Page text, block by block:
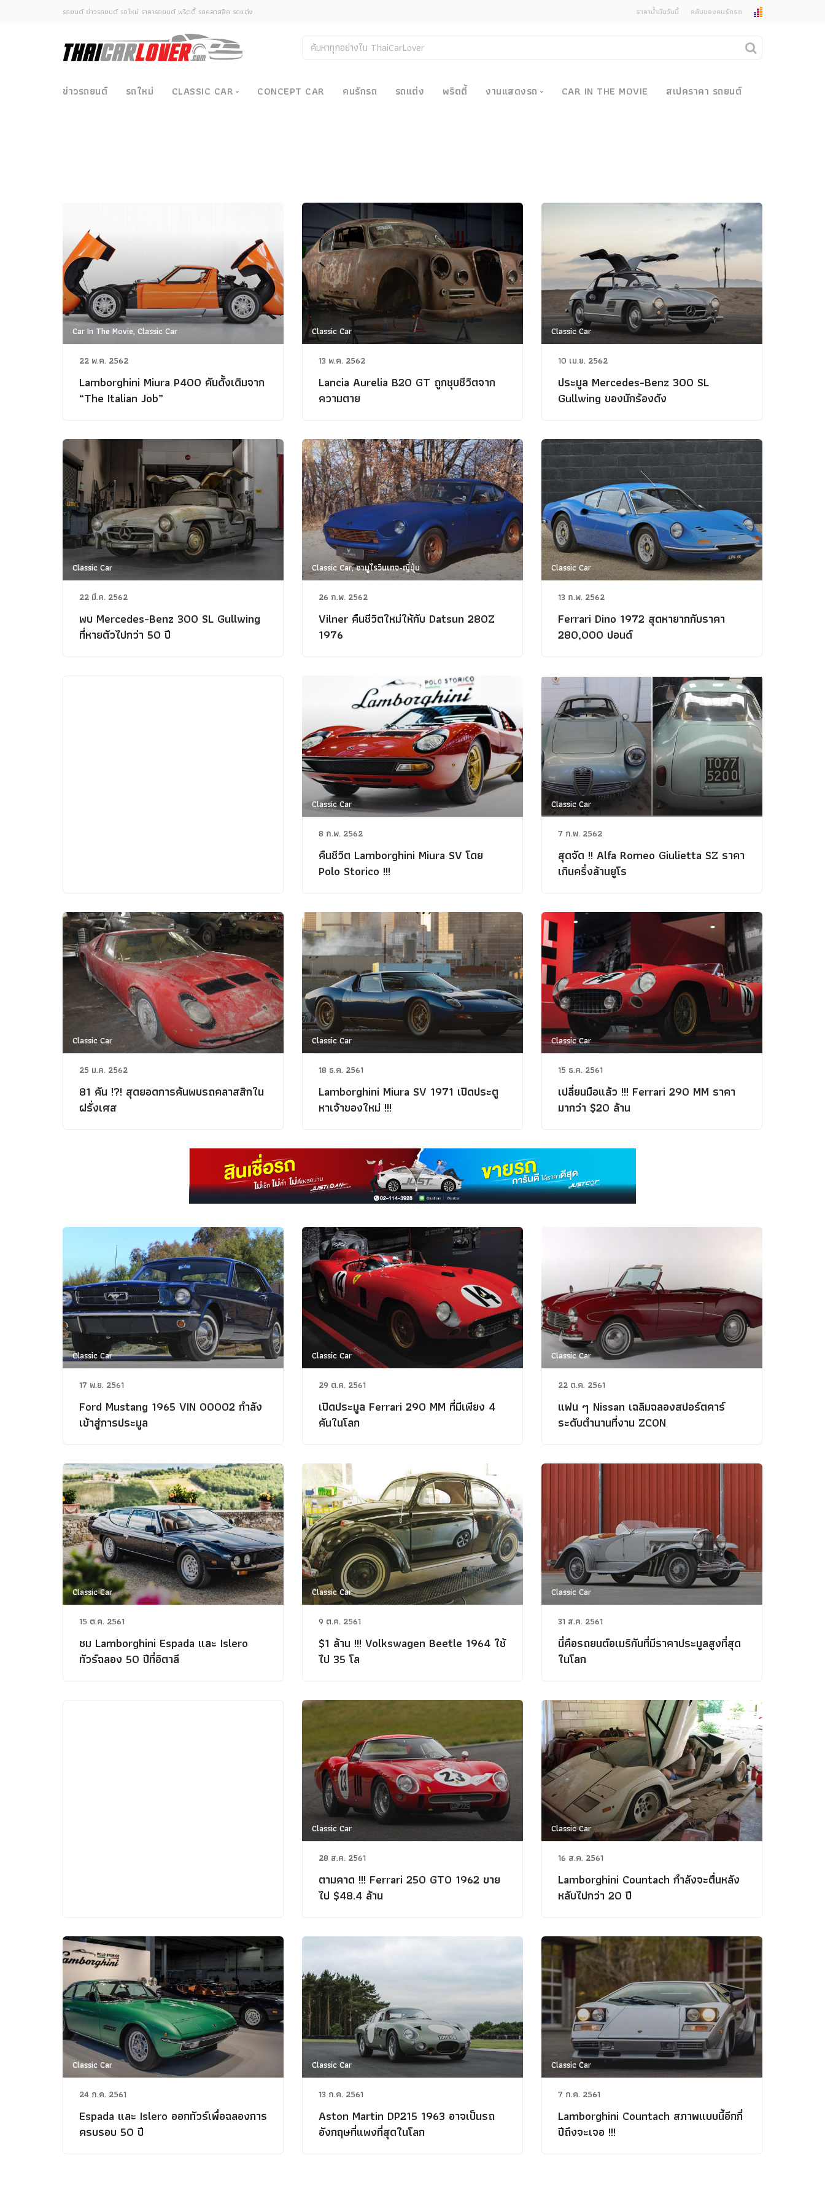
คุณต้องการยกเลิกการแจ้งเตือนข่าวสารเมื่อมีการ
รถยนต์ ข่าวรถยนต์ รถใหม่ ราคารถยนต์ พริตตี้ รถคลาสสิค รถแต่ง ราคาน้ำมันวันนี้ คลับของคนรักรถ
ข่าวรถยนต์
ข่าวรถยนต์ รถใหม่ CLASSIC CAR CONCEPT CAR คนรักรถ รถแต่ง พริตตี้ งานแสดงรถ
Supercar & Import Car Show
CAR IN THE MOVIE สเปคราคา รถยนต์
Car In The Movie, Classic Car
22 พ.ค. 2562
Lamborghini Miura P400 คันดั้งเดิมจาก
“The Italian Job”
Classic Car
13 พ.ค. 2562
Lancia Aurelia B20 GT ถูกชุบชีวิตจาก
ความตาย
Classic Car
10 เม.ย. 2562
ประมูล Mercedes-Benz 300 SL
Gullwing ของนักร้องดัง
Classic Car
22 มี.ค. 2562
พบ Mercedes-Benz 300 SL Gullwing
ที่หายตัวไปกว่า 50 ปี
Classic Car, ซามูไรวินเทจ-ญี่ปุ่น
26 ก.พ. 2562
Vilner คืนชีวิตใหม่ให้กับ Datsun 280Z
1976
Classic Car
13 ก.พ. 2562
Ferrari Dino 1972 สุดหายากกับราคา
280,000 ปอนด์
Classic Car
8 ก.พ. 2562
คืนชีวิต Lamborghini Miura SV โดย
Polo Storico !!!
Classic Car
7 ก.พ. 2562
สุดจัด !! Alfa Romeo Giulietta SZ ราคา
เกินครึ่งล้านยูโร
Classic Car
25 ม.ค. 2562
81 คัน !?! สุดยอดการค้นพบรถคลาสสิกใน
ฝรั่งเศส
Classic Car
18 ธ.ค. 2561
Lamborghini Miura SV 1971 เปิดประตู
หาเจ้าของใหม่ !!!
Classic Car
15 ธ.ค. 2561
เปลี่ยนมือแล้ว !!! Ferrari 290 MM ราคา
มากว่า $20 ล้าน
Classic Car
17 พ.ย. 2561
Ford Mustang 1965 VIN 00002 กำลัง
เข้าสู่การประมูล
Classic Car
29 ต.ค. 2561
เปิดประมูล Ferrari 290 MM ที่มีเพียง 4
คันในโลก
Classic Car
22 ต.ค. 2561
แฟน ๆ Nissan เฉลิมฉลองสปอร์ตคาร์
ระดับตำนานที่งาน ZCON
Classic Car
15 ต.ค. 2561
ชม Lamborghini Espada และ Islero
ทัวร์ฉลอง 50 ปีที่อิตาลี
Classic Car
9 ต.ค. 2561
$1 ล้าน !!! Volkswagen Beetle 1964 ใช้
ไป 35 โล
Classic Car
31 ส.ค. 2561
นี่คือรถยนต์อเมริกันที่มีราคาประมูลสูงที่สุด
ในโลก
Classic Car
28 ส.ค. 2561
ตามคาด !!! Ferrari 250 GTO 1962 ขาย
ไป $48.4 ล้าน
Classic Car
16 ส.ค. 2561
Lamborghini Countach กำลังจะตื่นหลัง
หลับไปกว่า 20 ปี
Classic Car
24 ก.ค. 2561
Espada และ Islero ออกทัวร์เพื่อฉลองการ
ครบรอบ 50 ปี
Classic Car
13 ก.ค. 2561
Aston Martin DP215 1963 อาจเป็นรถ
อังกฤษที่แพงที่สุดในโลก
Classic Car
7 ก.ค. 2561
Lamborghini Countach สภาพแบบนี้อีกกี่
ปีถึงจะเจอ !!!